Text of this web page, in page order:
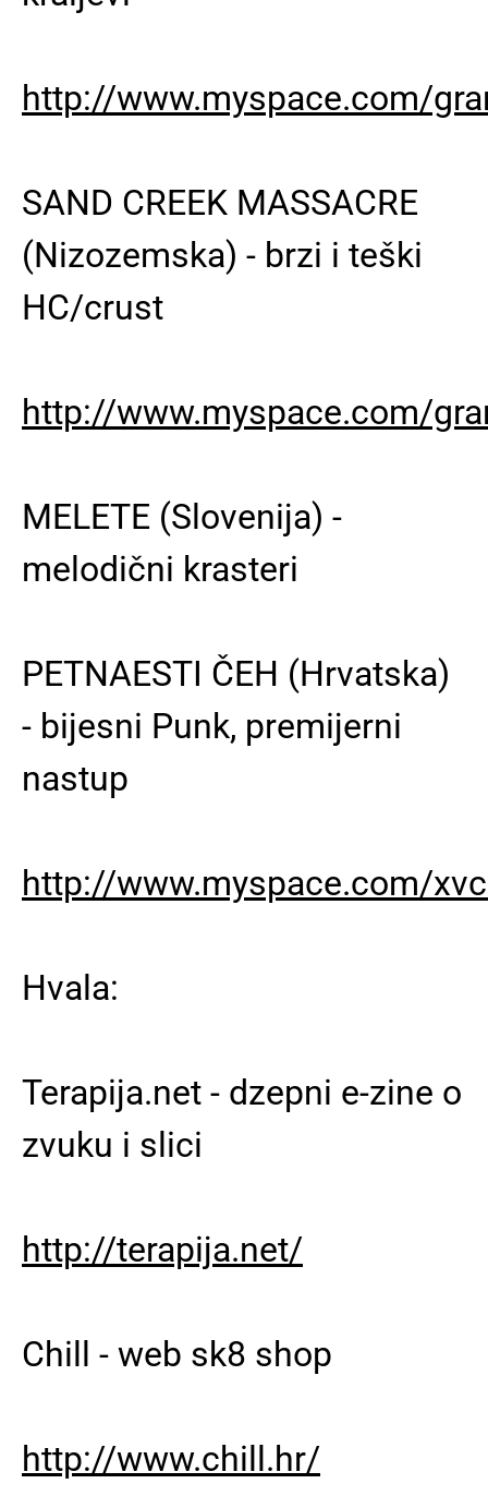
http://www.myspace.com/
SAND CREEK MASSACRE
(Nizozemska) - brzi i teški
HC/crust
http://www.myspace.com/
MELETE (Slovenija) -
melodični krasteri
PETNAESTI ČEH (Hrvatska)
- bijesni Punk, premijerni
nastup
http://www.myspace.com/
Hvala:
Terapija.net - dzepni e-zine o
zvuku i slici
http://terapija.net/
Chill - web sk8 shop
http://www.chill.hr/